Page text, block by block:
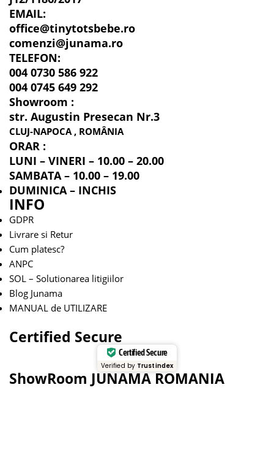
EMAIL:
office@tinytotsbebe.ro
comenzi@junama.ro
TELEFON:
004 0730 586 922
004 0745 649 292
Showroom :
str. Augustin Presecan Nr.3
CLUJ-NAPOCA , ROMÂNIA
ORAR :
LUNI – VINERI – 10.00 – 20.00
SAMBATA – 10.00 – 19.00
DUMINICA – INCHIS
INFO
GDPR
Livrare si Retur
Cum platesc?
ANPC
SOL – Solutionarea litigiilor
Blog Junama
MANUAL de UTILIZARE
Certified Secure
Certified Secure
Verified by Trustindex
ShowRoom JUNAMA ROMANIA